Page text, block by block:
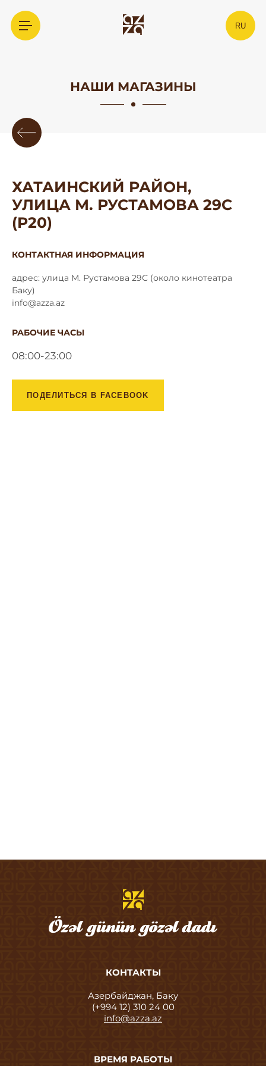
RU
НАШИ МАГАЗИНЫ
ХАТАИНСКИЙ РАЙОН,
УЛИЦА М. РУСТАМОВА 29С
(P20)
КОНТАКТНАЯ ИНФОРМАЦИЯ
адрес: улица М. Рустамова 29С (около кинотеатра
Баку)
info@azza.az
РАБОЧИЕ ЧАСЫ
08:00-23:00
ПОДЕЛИТЬСЯ В FACEBOOK
КОНТАКТЫ
Азербайджан, Баку
(+994 12) 310 24 00
info@azza.az
ВРЕМЯ РАБОТЫ